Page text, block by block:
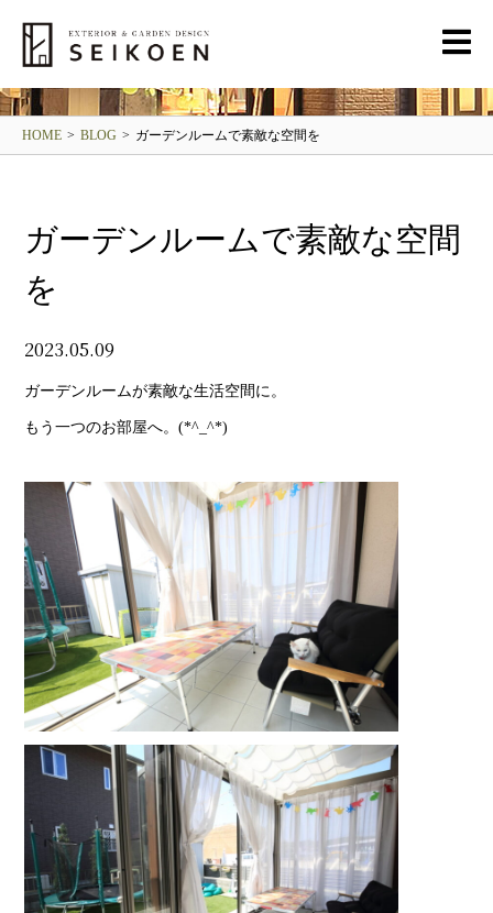
HOME > BLOG > ガーデンルームで素敵な空間を
ガーデンルームで素敵な空間
を
2023.05.09
ガーデンルームが素敵な生活空間に。
もう一つのお部屋へ。(*^_^*)